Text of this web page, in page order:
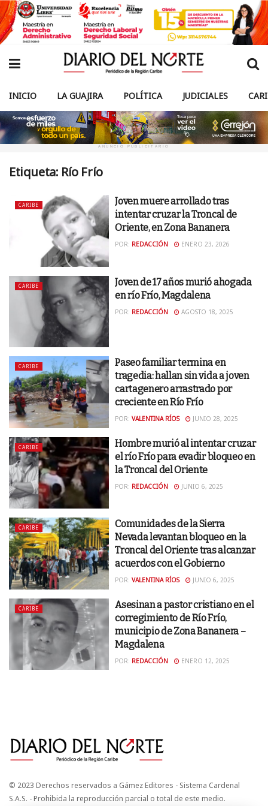
INICIO LA GUAJIRA POLÍTICA JUDICIALES
ANUNCIO PUBLICITARIO
Etiqueta: Río Frío
CARIBE
Joven muere arrollado tras
intentar cruzar la Troncal de
Oriente, en Zona Bananera
POR: REDACCIÓN ENERO 23, 2026
CARIBE
Joven de 17 años murió ahogada
en río Frío, Magdalena
POR: REDACCIÓN AGOSTO 18, 2025
CARIBE
Paseo familiar termina en
tragedia: hallan sin vida a joven
cartagenero arrastrado por
creciente en Río Frío
POR: VALENTINA RÍOS JUNIO 28, 2025
CARIBE
Hombre murió al intentar cruzar
el río Frío para evadir bloqueo en
la Troncal del Oriente
POR: REDACCIÓN JUNIO 6, 2025
CARIBE
Comunidades de la Sierra
Nevada levantan bloqueo en la
Troncal del Oriente tras alcanzar
acuerdos con el Gobierno
POR: VALENTINA RÍOS JUNIO 6, 2025
CARIBE
Asesinan a pastor cristiano en el
corregimiento de Río Frío,
municipio de Zona Bananera –
Magdalena
POR: REDACCIÓN ENERO 12, 2025
© 2023 Derechos reservados a Gámez Editores - Sistema Cardenal
S.A.S. - Prohibida la reproducción parcial o total de este medio.